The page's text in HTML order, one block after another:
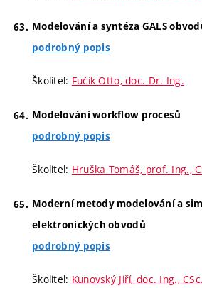
Modelování a syntéza GALS
podrobný popis
Školitel: Fučík Otto, doc. Dr. Ing.
Modelování workflow procesů
podrobný popis
Školitel: Hruška Tomáš, prof. Ing.,
Moderní metody modelování a
elektronických obvodů
podrobný popis
Školitel: Kunovský Jiří, doc. Ing., CSc.